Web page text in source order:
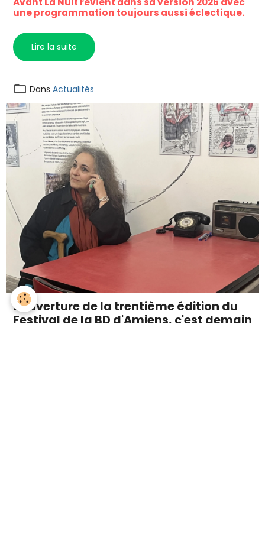
une programmation toujours aussi éclectique.
Lire la suite
Dans Actualités
L'ouverture de la trentième édition du
Festival de la BD d'Amiens, c'est demain